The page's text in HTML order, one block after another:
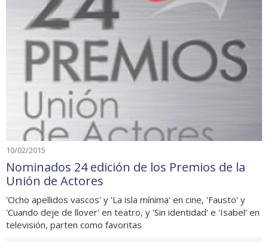
10/02/2015
Nominados 24 edición de los Premios de la
Unión de Actores
'Ocho apellidos vascos' y 'La isla mínima' en cine, 'Fausto' y
'Cuando deje de llover' en teatro, y 'Sin identidad' e 'Isabel' en
televisión, parten como favoritas